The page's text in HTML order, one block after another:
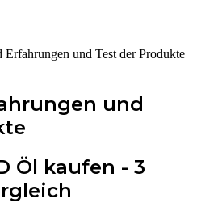
Erfahrungen und Test der Produkte
und
Öl kaufen - 3